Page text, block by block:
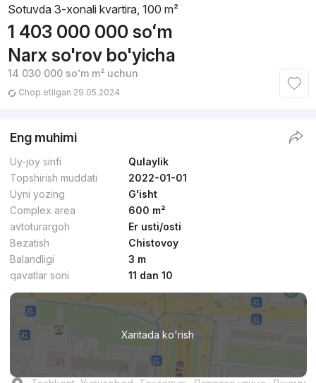
Sotuvda 3-xonali kvartira, 100 m²
1 403 000 000 soʻm
Narx so'rov bo'yicha
14 030 000 soʻmm² uchun
Chop etilgan 29.05.2024
Eng muhimi
Uy-joy sinfi
Qulaylik
Topshirish muddati
2022-01-01
Uyni yozing
G'isht
Complex area
600 m²
avtoturargoh
Er usti/osti
Bezatish
Chistovoy
Balandligi
3 m
qavatlar soni
11 dan 10
Xaritada ko'rish